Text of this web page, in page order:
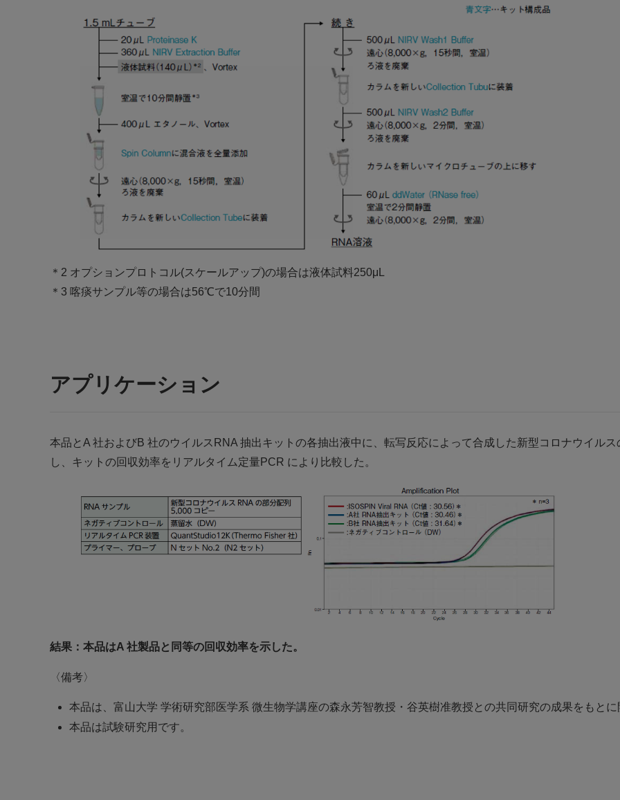
＊2 オプションプロトコル(スケールアップ)の場合は液体試料250μL
＊3 喀痰サンプル等の場合は56℃で10分間
アプリケーション
本品とA 社およびB 社のウイルスRNA 抽出キットの各抽出液中に、転写反応によって合成した新型コロナウイル
し、キットの回収効率をリアルタイム定量PCR により比較した。
結果：本品はA 社製品と同等の回収効率を示した。
〈備考〉
本品は、富山大学 学術研究部医学系 微生物学講座の森永芳智教授・谷英樹准教授との共同研究の成果をもとに
本品は試験研究用です。